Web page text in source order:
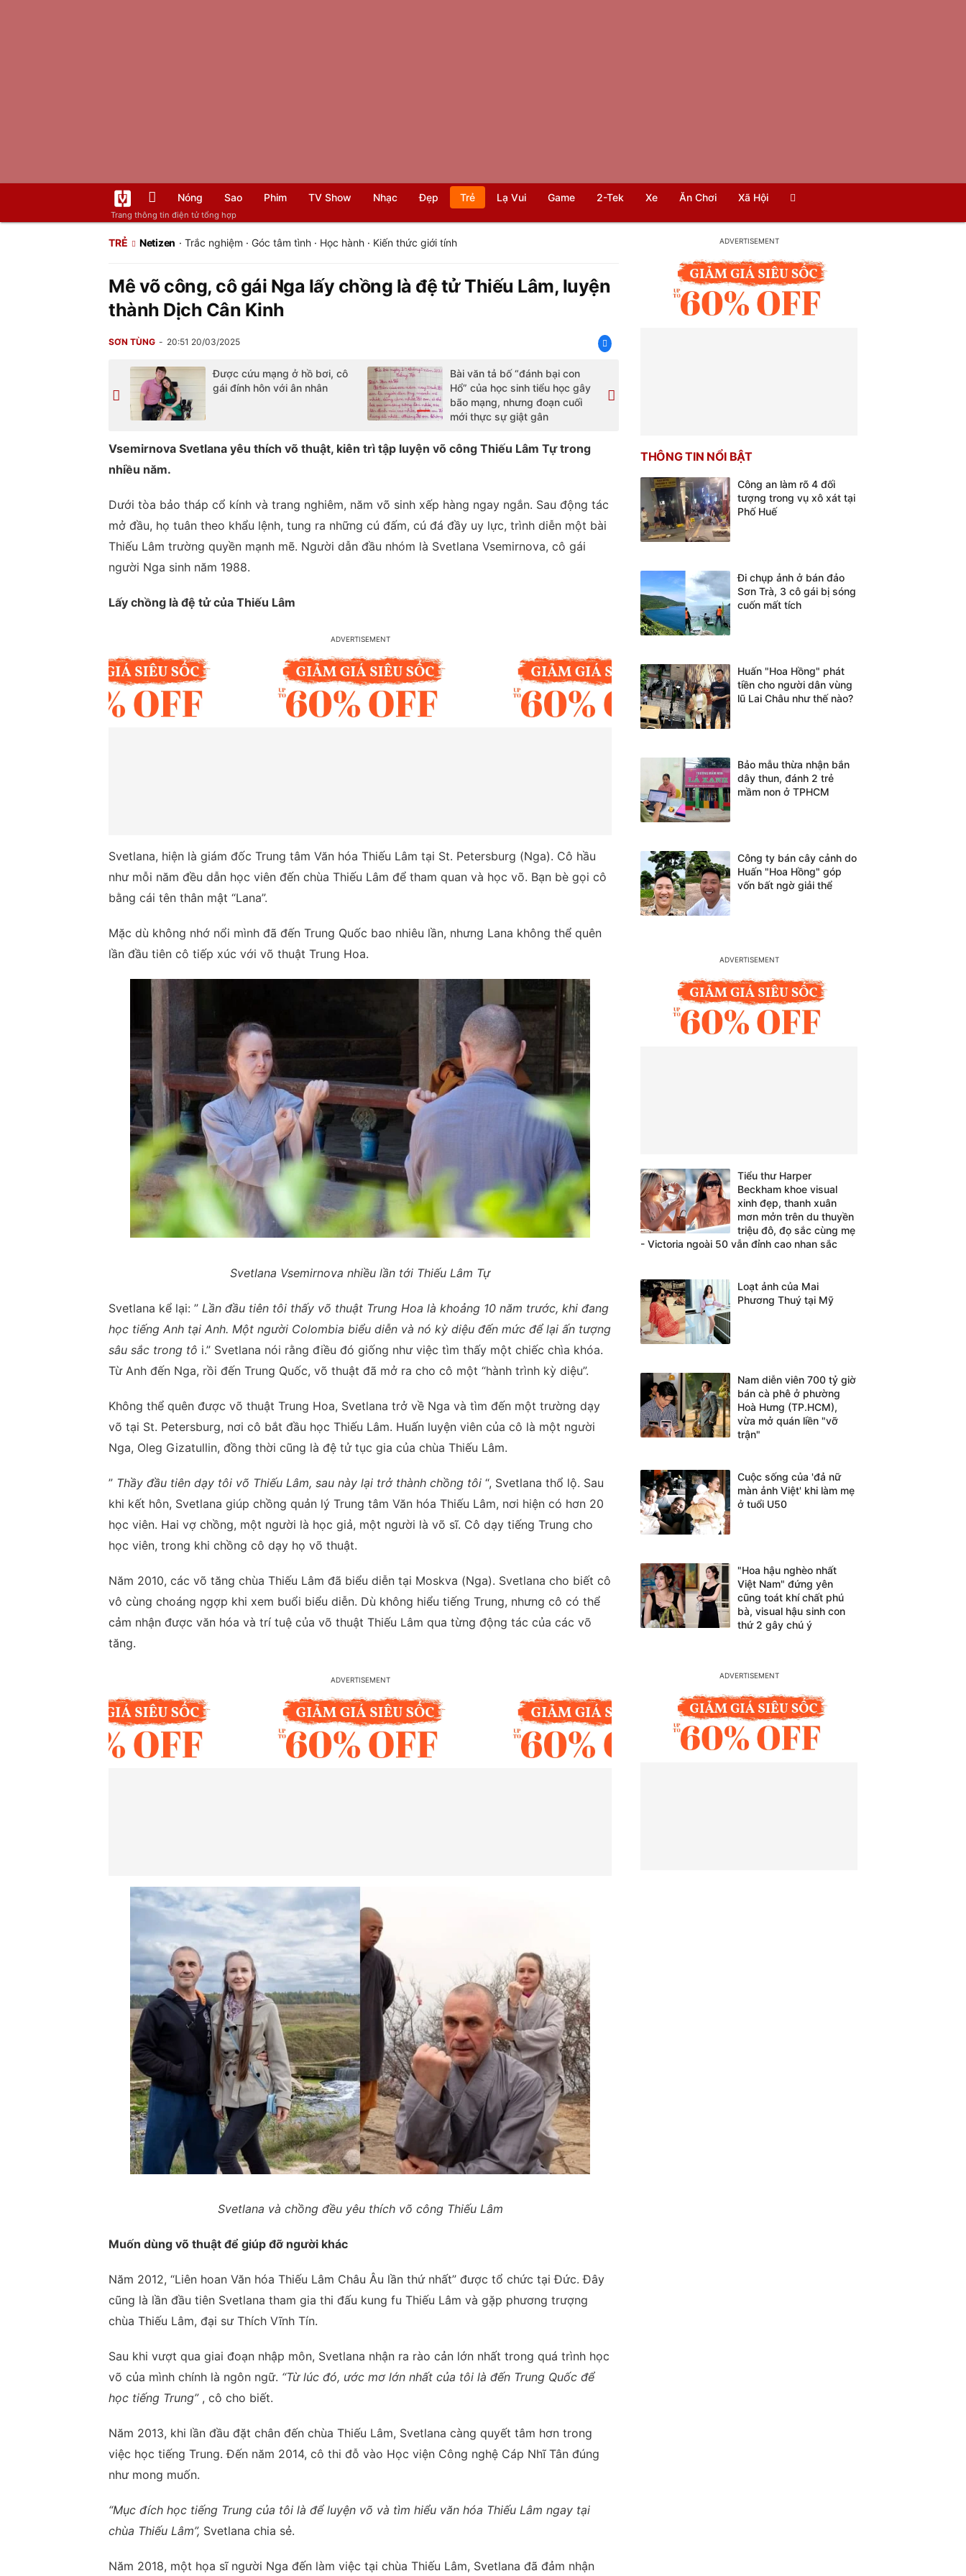
Trang thông tin điện tử tổng hợp
Nóng Sao Phim TV Show Nhạc Đẹp Trẻ Lạ Vui Game 2-Tek Xe Ăn Chơi Xã Hội
TRẺ Netizen · Trắc nghiệm · Góc tâm tình· Học hành· Kiến thức giới tính
Mê võ công, cô gái Nga lấy chồng là đệ tử Thiếu Lâm, luyện
thành Dịch Cân Kinh
SƠN TÙNG 20:51 20/03/2025
Được cứu mạng ở hồ bơi, cô
gái đính hôn với ân nhân
Bài văn tả bố “đánh bại con
Hổ” của học sinh tiểu học gây
bão mạng, nhưng đoạn cuối
mới thực sự giật gân
Vsemirnova Svetlana yêu thích võ thuật, kiên trì tập luyện võ công Thiếu Lâm Tự trong
nhiều năm.
Dưới tòa bảo tháp cổ kính và trang nghiêm, năm võ sinh xếp hàng ngay ngắn. Sau động tác
mở đầu, họ tuân theo khẩu lệnh, tung ra những cú đấm, cú đá đầy uy lực, trình diễn một bài
Thiếu Lâm trường quyền mạnh mẽ. Người dẫn đầu nhóm là Svetlana Vsemirnova, cô gái
người Nga sinh năm 1988.
Lấy chồng là đệ tử của Thiếu Lâm
Svetlana, hiện là giám đốc Trung tâm Văn hóa Thiếu Lâm tại St. Petersburg (Nga). Cô hầu
như mỗi năm đều dẫn học viên đến chùa Thiếu Lâm để tham quan và học võ. Bạn bè gọi cô
bằng cái tên thân mật “Lana”.
Mặc dù không nhớ nổi mình đã đến Trung Quốc bao nhiêu lần, nhưng Lana không thể quên
lần đầu tiên cô tiếp xúc với võ thuật Trung Hoa.
Svetlana Vsemirnova nhiều lần tới Thiếu Lâm Tự
Svetlana kể lại: ” Lần đầu tiên tôi thấy võ thuật Trung Hoa là khoảng 10 năm trước, khi đang
học tiếng Anh tại Anh. Một người Colombia biểu diễn và nó kỳ diệu đến mức để lại ấn tượng
sâu sắc trong tô i.” Svetlana nói rằng điều đó giống như việc tìm thấy một chiếc chìa khóa.
Từ Anh đến Nga, rồi đến Trung Quốc, võ thuật đã mở ra cho cô một “hành trình kỳ diệu”.
Không thể quên được võ thuật Trung Hoa, Svetlana trở về Nga và tìm đến một trường dạy
võ tại St. Petersburg, nơi cô bắt đầu học Thiếu Lâm. Huấn luyện viên của cô là một người
Nga, Oleg Gizatullin, đồng thời cũng là đệ tử tục gia của chùa Thiếu Lâm.
” Thầy đầu tiên dạy tôi võ Thiếu Lâm, sau này lại trở thành chồng tôi “, Svetlana thổ lộ. Sau
khi kết hôn, Svetlana giúp chồng quản lý Trung tâm Văn hóa Thiếu Lâm, nơi hiện có hơn 20
học viên. Hai vợ chồng, một người là học giả, một người là võ sĩ. Cô dạy tiếng Trung cho
học viên, trong khi chồng cô dạy họ võ thuật.
Năm 2010, các võ tăng chùa Thiếu Lâm đã biểu diễn tại Moskva (Nga). Svetlana cho biết cô
vô cùng choáng ngợp khi xem buổi biểu diễn. Dù không hiểu tiếng Trung, nhưng cô có thể
cảm nhận được văn hóa và trí tuệ của võ thuật Thiếu Lâm qua từng động tác của các võ
tăng.
Svetlana và chồng đều yêu thích võ công Thiếu Lâm
Muốn dùng võ thuật để giúp đỡ người khác
Năm 2012, “Liên hoan Văn hóa Thiếu Lâm Châu Âu lần thứ nhất” được tổ chức tại Đức. Đây
cũng là lần đầu tiên Svetlana tham gia thi đấu kung fu Thiếu Lâm và gặp phương trượng
chùa Thiếu Lâm, đại sư Thích Vĩnh Tín.
Sau khi vượt qua giai đoạn nhập môn, Svetlana nhận ra rào cản lớn nhất trong quá trình học
võ của mình chính là ngôn ngữ. “Từ lúc đó, ước mơ lớn nhất của tôi là đến Trung Quốc để
học tiếng Trung” , cô cho biết.
Năm 2013, khi lần đầu đặt chân đến chùa Thiếu Lâm, Svetlana càng quyết tâm hơn trong
việc học tiếng Trung. Đến năm 2014, cô thi đỗ vào Học viện Công nghệ Cáp Nhĩ Tân đúng
như mong muốn.
“Mục đích học tiếng Trung của tôi là để luyện võ và tìm hiểu văn hóa Thiếu Lâm ngay tại
chùa Thiếu Lâm”, Svetlana chia sẻ.
Năm 2018, một họa sĩ người Nga đến làm việc tại chùa Thiếu Lâm, Svetlana đã đảm nhận
THÔNG TIN NỔI BẬT
Công an làm rõ 4 đối
tượng trong vụ xô xát tại
Phố Huế
Đi chụp ảnh ở bán đảo
Sơn Trà, 3 cô gái bị sóng
cuốn mất tích
Huấn "Hoa Hồng" phát
tiền cho người dân vùng
lũ Lai Châu như thế nào?
Bảo mẫu thừa nhận bắn
dây thun, đánh 2 trẻ
mầm non ở TPHCM
Công ty bán cây cảnh do
Huấn "Hoa Hồng" góp
vốn bất ngờ giải thể
Tiểu thư Harper
Beckham khoe visual
xinh đẹp, thanh xuân
mơn mởn trên du thuyền
triệu đô, đọ sắc cùng mẹ
- Victoria ngoài 50 vẫn đỉnh cao nhan sắc
Loạt ảnh của Mai
Phương Thuý tại Mỹ
Nam diễn viên 700 tỷ giờ
bán cà phê ở phường
Hoà Hưng (TP.HCM),
vừa mở quán liền "vỡ
trận"
Cuộc sống của 'đả nữ
màn ảnh Việt' khi làm mẹ
ở tuổi U50
"Hoa hậu nghèo nhất
Việt Nam" đứng yên
cũng toát khí chất phú
bà, visual hậu sinh con
thứ 2 gây chú ý